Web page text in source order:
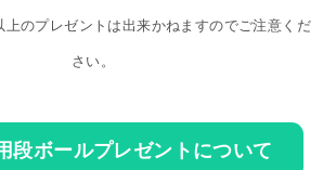
のプレゼントは出来かねますのでご注意くだ
さい。
段ボールプレゼントについて